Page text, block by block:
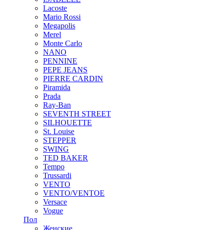
Lacoste
Mario Rossi
Megapolis
Merel
Monte Carlo
NANO
PENNINE
PEPE JEANS
PIERRE CARDIN
Piramida
Prada
Ray-Ban
SEVENTH STREET
SILHOUETTE
St. Louise
STEPPER
SWING
TED BAKER
Tempo
Trussardi
VENTO
VENTO/VENTOE
Versace
Vogue
Пол
Женские